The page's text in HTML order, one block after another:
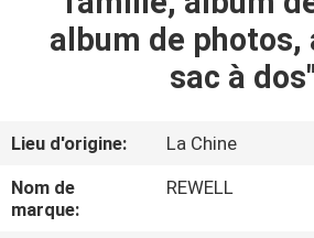
PRODUITS
SUJET
DE
NOUS
album de photos,
sac à
Lieu d'origine:
La Chine
Nom de
marque:
REWELL